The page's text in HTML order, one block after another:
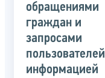
обращениями
граждан и
запросами
пользователей
информацией